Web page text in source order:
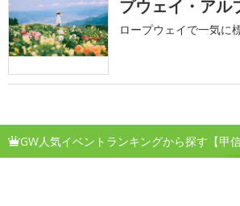
プウェイ・アル
ロープウェイで一気に
GW人気イベントランキングから探す【甲信